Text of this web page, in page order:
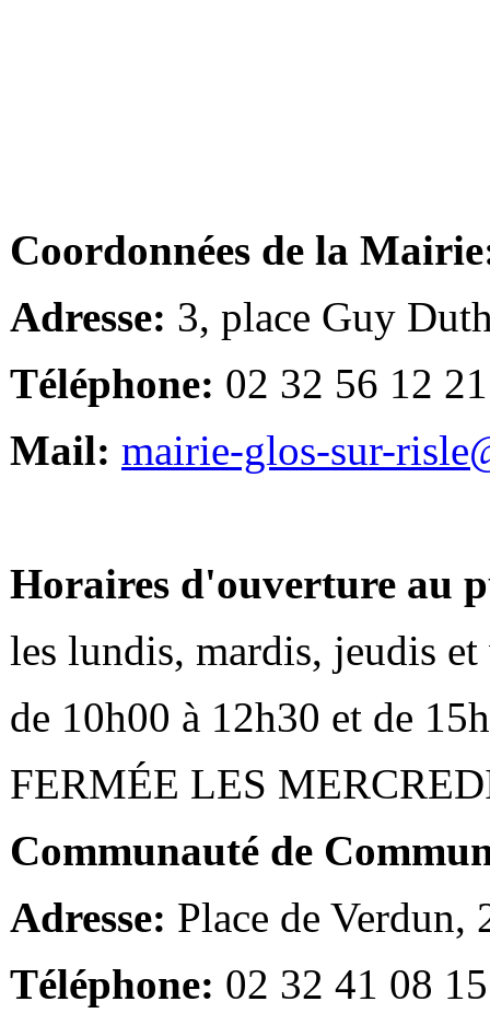
Coordonnées de la
Adresse: 3, place Guy
Téléphone: 02 32 56 12 21
Mail: mairie-glos-sur-
Horaires d'ouverture au
les lundis, mardis, jeudis et
de 10h00 à 12h30 et de
FERMÉE LES
Communauté de
Adresse: Place de Verdun,
Téléphone: 02 32 41 08 15